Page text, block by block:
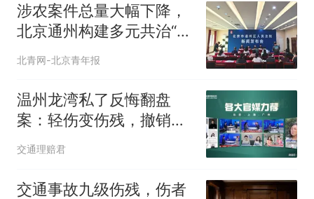
号，仅凭视频评出？中国烹饪
协会回应
男子上山采菌偶然发现鸡枞菌
窝，原地守1天等它长大：挖了
美国渔民钓获鲨鱼徒手将其拽
回大海 目击者直呼震惊 （视频
来源：参考消息）
笔试第一被第二名传话劝弃考
官方通报
那个在床头放菜刀的女孩，
因老师一句“跟我回家”改写了
人生
涉农案件总量大幅下降，
北京通州构建多元共治“新
格局”
北青网-北京青年报
温州龙湾私了反悔翻盘
案：轻伤变伤残，撤销协
议追加赔偿
交通理赔君
交通事故九级伤残，伤者